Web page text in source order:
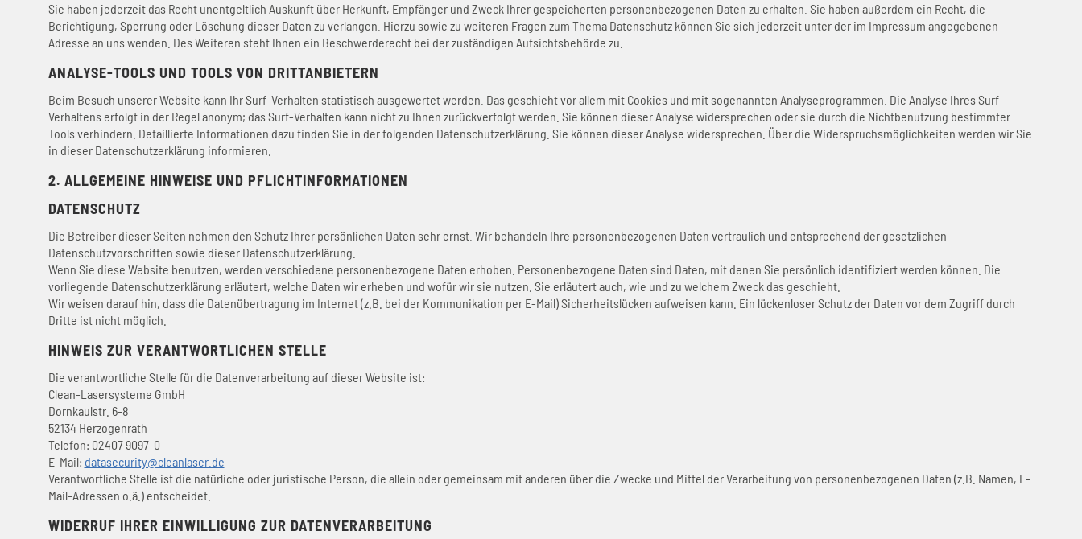
Sie haben jederzeit das Recht unentgeltlich Auskunft über Herkunft, Empfänger und Zweck Ihrer gespeicherten personenbezogenen Daten zu erhalten. Sie haben außerdem ein Recht, die
Berichtigung, Sperrung oder Löschung dieser Daten zu verlangen. Hierzu sowie zu weiteren Fragen zum Thema Datenschutz können Sie sich jederzeit unter der im Impressum angegebenen
Adresse an uns wenden. Des Weiteren steht Ihnen ein Beschwerderecht bei der zuständigen Aufsichtsbehörde zu.
ANALYSE-TOOLS UND TOOLS VON DRITTANBIETERN
Beim Besuch unserer Website kann Ihr Surf-Verhalten statistisch ausgewertet werden. Das geschieht vor allem mit Cookies und mit sogenannten Analyseprogrammen. Die Analyse Ihres Surf-
Verhaltens erfolgt in der Regel anonym; das Surf-Verhalten kann nicht zu Ihnen zurückverfolgt werden. Sie können dieser Analyse widersprechen oder sie durch die Nichtbenutzung bestimmter
Tools verhindern. Detaillierte Informationen dazu finden Sie in der folgenden Datenschutzerklärung. Sie können dieser Analyse widersprechen. Über die Widerspruchsmöglichkeiten werden wir Sie
in dieser Datenschutzerklärung informieren.
2. ALLGEMEINE HINWEISE UND PFLICHTINFORMATIONEN
DATENSCHUTZ
Die Betreiber dieser Seiten nehmen den Schutz Ihrer persönlichen Daten sehr ernst. Wir behandeln Ihre personenbezogenen Daten vertraulich und entsprechend der gesetzlichen
Datenschutzvorschriften sowie dieser Datenschutzerklärung.
Wenn Sie diese Website benutzen, werden verschiedene personenbezogene Daten erhoben. Personenbezogene Daten sind Daten, mit denen Sie persönlich identifiziert werden können. Die
vorliegende Datenschutzerklärung erläutert, welche Daten wir erheben und wofür wir sie nutzen. Sie erläutert auch, wie und zu welchem Zweck das geschieht.
Wir weisen darauf hin, dass die Datenübertragung im Internet (z.B. bei der Kommunikation per E-Mail) Sicherheitslücken aufweisen kann. Ein lückenloser Schutz der Daten vor dem Zugriff durch
Dritte ist nicht möglich.
HINWEIS ZUR VERANTWORTLICHEN STELLE
Die verantwortliche Stelle für die Datenverarbeitung auf dieser Website ist:
Clean-Lasersysteme GmbH
Dornkaulstr. 6-8
52134 Herzogenrath
Telefon: 02407 9097-0
E-Mail: datasecurity@cleanlaser.de
Verantwortliche Stelle ist die natürliche oder juristische Person, die allein oder gemeinsam mit anderen über die Zwecke und Mittel der Verarbeitung von personenbezogenen Daten (z.B. Namen, E-
Mail-Adressen o.ä.) entscheidet.
WIDERRUF IHRER EINWILLIGUNG ZUR DATENVERARBEITUNG